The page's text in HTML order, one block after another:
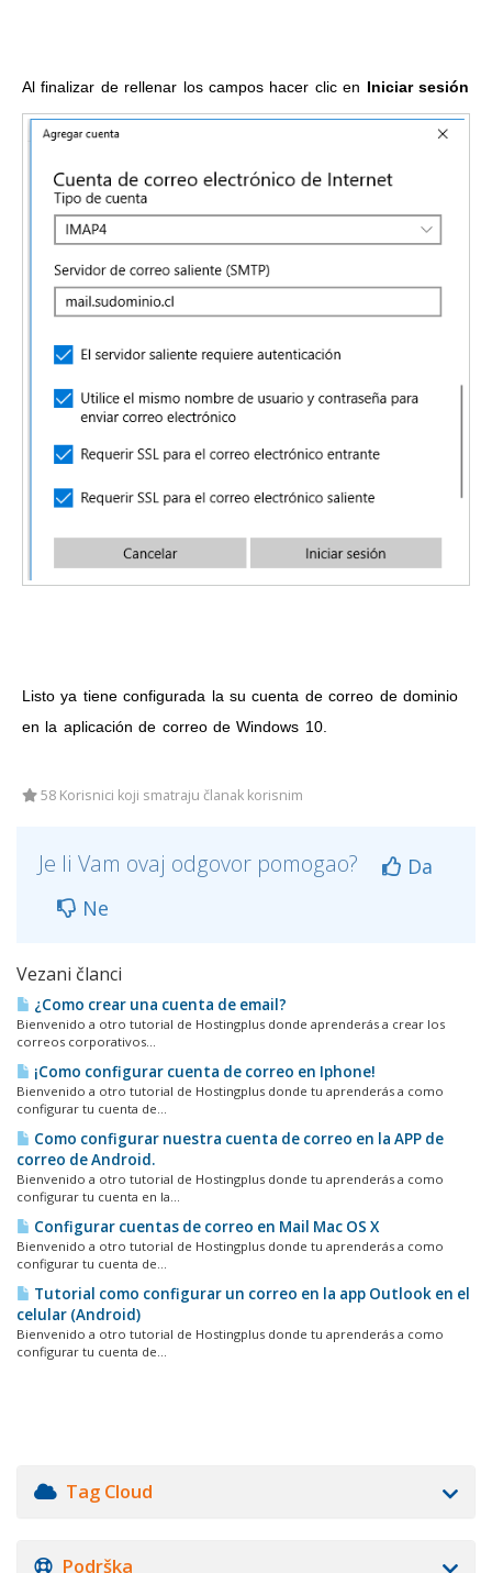
Al finalizar de rellenar los campos hacer clic en Iniciar sesión
Listo ya tiene configurada la su cuenta de correo de dominio
en la aplicación de correo de Windows 10.
58 Korisnici koji smatraju članak korisnim
Je li Vam ovaj odgovor pomogao?
Da
Ne
Vezani članci
¿Como crear una cuenta de email?
Bienvenido a otro tutorial de Hostingplus donde aprenderás a crear los
correos corporativos...
¡Como configurar cuenta de correo en Iphone!
Bienvenido a otro tutorial de Hostingplus donde tu aprenderás a como
configurar tu cuenta de...
Como configurar nuestra cuenta de correo en la APP de
correo de Android.
Bienvenido a otro tutorial de Hostingplus donde tu aprenderás a como
configurar tu cuenta en la...
Configurar cuentas de correo en Mail Mac OS X
Bienvenido a otro tutorial de Hostingplus donde tu aprenderás a como
configurar tu cuenta de...
Tutorial como configurar un correo en la app Outlook en el
celular (Android)
Bienvenido a otro tutorial de Hostingplus donde tu aprenderás a como
configurar tu cuenta de...
Tag Cloud
Podrška